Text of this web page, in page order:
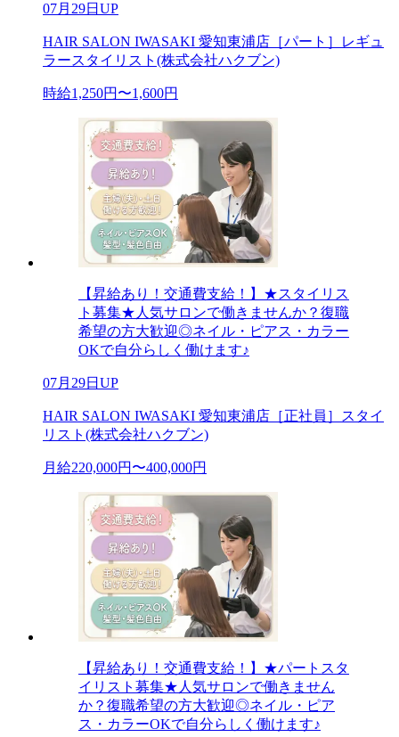
07月29日UP
HAIR SALON IWASAKI 愛知東浦店［パート］レギュ
ラースタイリスト(株式会社ハクブン)
時給1,250円〜1,600円
【昇給あり！交通費支給！】★スタイリス
ト募集★人気サロンで働きませんか？復職
希望の方大歓迎◎ネイル・ピアス・カラー
OKで自分らしく働けます♪
07月29日UP
HAIR SALON IWASAKI 愛知東浦店［正社員］スタイ
リスト(株式会社ハクブン)
月給220,000円〜400,000円
【昇給あり！交通費支給！】★パートスタ
イリスト募集★人気サロンで働きません
か？復職希望の方大歓迎◎ネイル・ピア
ス・カラーOKで自分らしく働けます♪